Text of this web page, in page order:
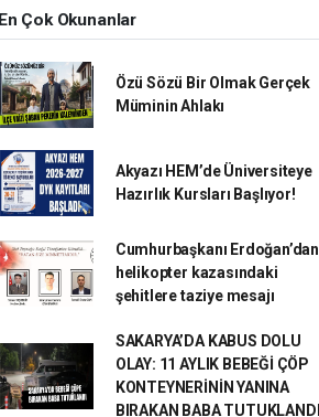
En Çok Okunanlar
Özü Sözü Bir Olmak Gerçek
Müminin Ahlakı
Akyazı HEM’de Üniversiteye
Hazırlık Kursları Başlıyor!
Cumhurbaşkanı Erdoğan’dan
helikopter kazasındaki
şehitlere taziye mesajı
SAKARYA’DA KABUS DOLU
OLAY: 11 AYLIK BEBEĞİ ÇÖP
KONTEYNERİNİN YANINA
BIRAKAN BABA TUTUKLANDI